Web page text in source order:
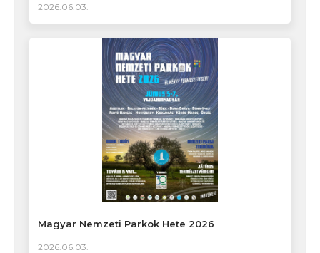
2026.06.03.
Magyar Nemzeti Parkok Hete 2026
2026.06.03.